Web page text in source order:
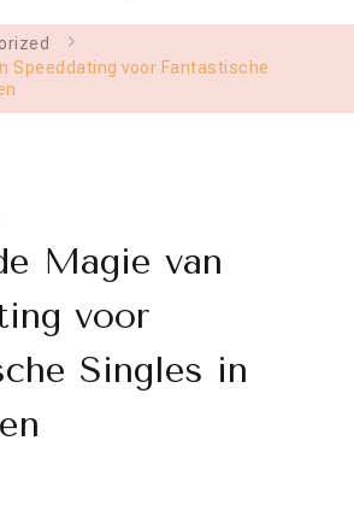
Speeddating voor Fantastische
Magie van
voor
Singles in